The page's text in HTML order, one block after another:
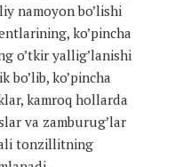
namoyon bo’lishi
ko’pincha
o’tkir yallig’lanishi
bo’lib, ko’pincha
kamroq hollarda
va zamburug’lar
tonzillitning